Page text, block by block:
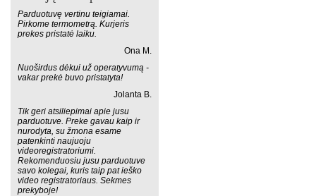
Parduotuvę vertinu teigiamai.
Pirkome termometrą. Kurjeris
prekes pristatė laiku.
Ona M.
Nuoširdus dėkui už operatyvumą -
vakar prekė buvo pristatyta!
Jolanta B.
Tik geri atsiliepimai apie jusu
parduotuve. Preke gavau kaip ir
nurodyta, su žmona esame
patenkinti naujuoju
videoregistratoriumi.
Rekomenduosiu jusu parduotuve
savo kolegai, kuris taip pat ieško
video registratoriaus. Sekmes
prekyboje!